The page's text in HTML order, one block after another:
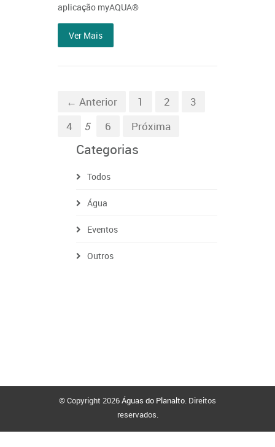
aplicação myAQUA®
Ver Mais
← Anterior 1 2
3
4
5 6 Próxima
Categorias
Todos
Água
Eventos
Outros
© Copyright 2026Águas do Planalto. Direitos
reservados.